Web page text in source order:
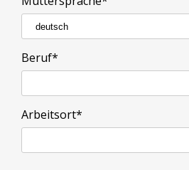
Beruf*
Arbeitsort*